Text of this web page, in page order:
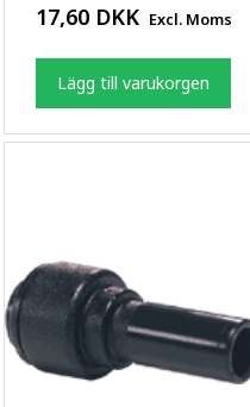
17,60 DKK Excl. Moms
Lägg till varukorgen